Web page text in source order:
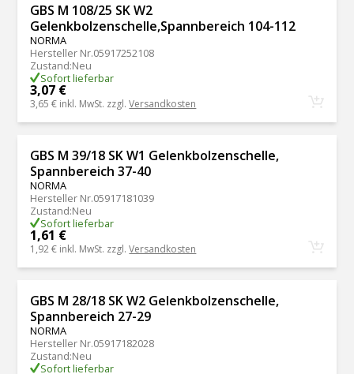
GBS M 108/25 SK W2
Gelenkbolzenschelle,Spannbereich 104-112
NORMA
Hersteller Nr.05917252108
Zustand:Neu
Sofort lieferbar
3,07 €
3,65 € inkl. MwSt. zzgl.Versandkosten
GBS M 39/18 SK W1 Gelenkbolzenschelle,
Spannbereich 37-40
NORMA
Hersteller Nr.05917181039
Zustand:Neu
Sofort lieferbar
1,61 €
1,92 € inkl. MwSt. zzgl.Versandkosten
GBS M 28/18 SK W2 Gelenkbolzenschelle,
Spannbereich 27-29
NORMA
Hersteller Nr.05917182028
Zustand:Neu
Sofort lieferbar